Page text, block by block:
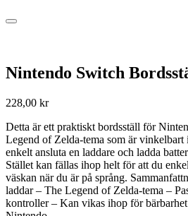
Nintendo Switch
228,00 kr
Detta är ett praktiskt bordsställ för
Legend of Zelda-tema som är vinkelbart
enkelt ansluta en laddare och ladda
Stället kan fällas ihop helt för att du
väskan när du är på språng.
laddar – The Legend of Zelda-tema –
kontroller – Kan vikas ihop för